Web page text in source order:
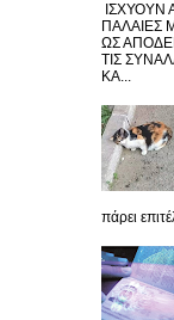
ΙΣΧΥΟΥΝ
ΠΑΛΑΙΕΣ
ΩΣ
ΤΙΣ
ΚΑ...
πάρει